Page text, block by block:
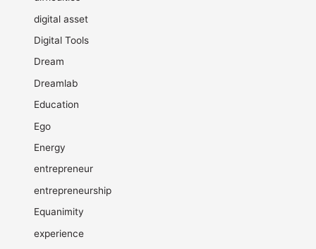
digital asset
Digital Tools
Dream
Dreamlab
Education
Ego
Energy
entrepreneur
entrepreneurship
Equanimity
experience